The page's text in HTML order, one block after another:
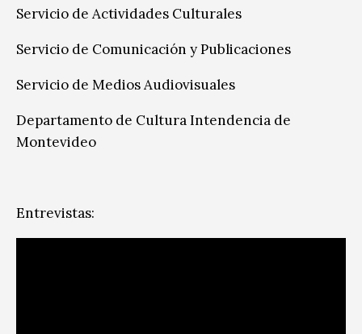
Servicio de Actividades Culturales
Servicio de Comunicación y Publicaciones
Servicio de Medios Audiovisuales
Departamento de Cultura Intendencia de
Montevideo
Entrevistas: